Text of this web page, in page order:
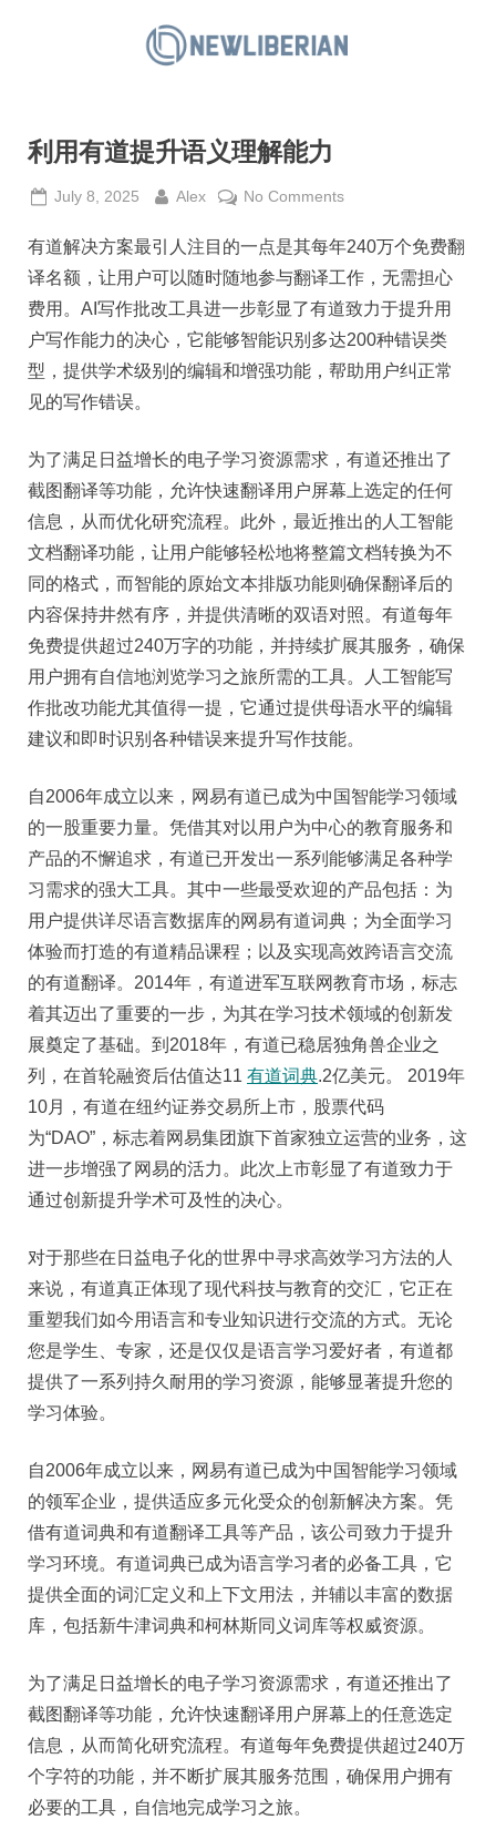
e
r
i
a
n
利用有道提升语义理解能力
Posted
July 8, 2025 By
Alex No Commentson
用
有
道
升
语
解
力
有道解决方案最引人注目的一点是其每年240万个免费翻
译名额，让用户可以随时随地参与翻译工作，无需担心
费用。AI写作批改工具进一步彰显了有道致力于提升用
户写作能力的决心，它能够智能识别多达200种错误类
型，提供学术级别的编辑和增强功能，帮助用户纠正常
见的写作错误。
为了满足日益增长的电子学习资源需求，有道还推出了
截图翻译等功能，允许快速翻译用户屏幕上选定的任何
信息，从而优化研究流程。此外，最近推出的人工智能
文档翻译功能，让用户能够轻松地将整篇文档转换为不
同的格式，而智能的原始文本排版功能则确保翻译后的
内容保持井然有序，并提供清晰的双语对照。有道每年
免费提供超过240万字的功能，并持续扩展其服务，确保
用户拥有自信地浏览学习之旅所需的工具。人工智能写
作批改功能尤其值得一提，它通过提供母语水平的编辑
建议和即时识别各种错误来提升写作技能。
自2006年成立以来，网易有道已成为中国智能学习领域
的一股重要力量。凭借其对以用户为中心的教育服务和
产品的不懈追求，有道已开发出一系列能够满足各种学
习需求的强大工具。其中一些最受欢迎的产品包括：为
用户提供详尽语言数据库的网易有道词典；为全面学习
体验而打造的有道精品课程；以及实现高效跨语言交流
的有道翻译。2014年，有道进军互联网教育市场，标志
着其迈出了重要的一步，为其在学习技术领域的创新发
展奠定了基础。到2018年，有道已稳居独角兽企业之
列，在首轮融资后估值达11 有道词典.2亿美元。 2019年
10月，有道在纽约证券交易所上市，股票代码
为“DAO”，标志着网易集团旗下首家独立运营的业务，这
进一步增强了网易的活力。此次上市彰显了有道致力于
通过创新提升学术可及性的决心。
对于那些在日益电子化的世界中寻求高效学习方法的人
来说，有道真正体现了现代科技与教育的交汇，它正在
重塑我们如今用语言和专业知识进行交流的方式。无论
您是学生、专家，还是仅仅是语言学习爱好者，有道都
提供了一系列持久耐用的学习资源，能够显著提升您的
学习体验。
自2006年成立以来，网易有道已成为中国智能学习领域
的领军企业，提供适应多元化受众的创新解决方案。凭
借有道词典和有道翻译工具等产品，该公司致力于提升
学习环境。有道词典已成为语言学习者的必备工具，它
提供全面的词汇定义和上下文用法，并辅以丰富的数据
库，包括新牛津词典和柯林斯同义词库等权威资源。
为了满足日益增长的电子学习资源需求，有道还推出了
截图翻译等功能，允许快速翻译用户屏幕上的任意选定
信息，从而简化研究流程。有道每年免费提供超过240万
个字符的功能，并不断扩展其服务范围，确保用户拥有
必要的工具，自信地完成学习之旅。